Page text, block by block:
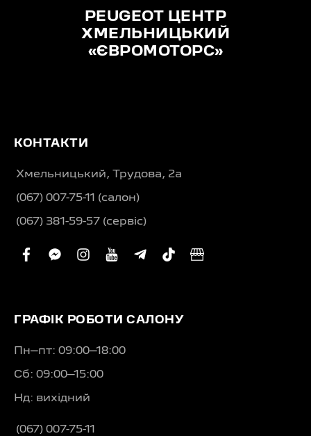
PEUGEOT ЦЕНТР
ХМЕЛЬНИЦЬКИЙ
«ЄВРОМОТОРС»
КОНТАКТИ
Хмельницький, Трудова, 2а
(067) 007-75-11 (салон)
(067) 381-59-57 (сервіс)
facebook
facebook-
instagram
youtube
telegram-
tiktokbusiness
ГРАФІК РОБОТИ САЛОНУ
Пн–пт: 09:00–18:00
Сб: 09:00–15:00
Нд: вихідний
(067) 007-75-11